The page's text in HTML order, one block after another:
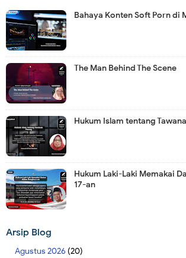
Bahaya Konten Soft Porn di
The Man Behind The Scene
Hukum Islam tentang
Hukum Laki-Laki Memakai
17-an
Arsip Blog
Agustus 2026 (20)